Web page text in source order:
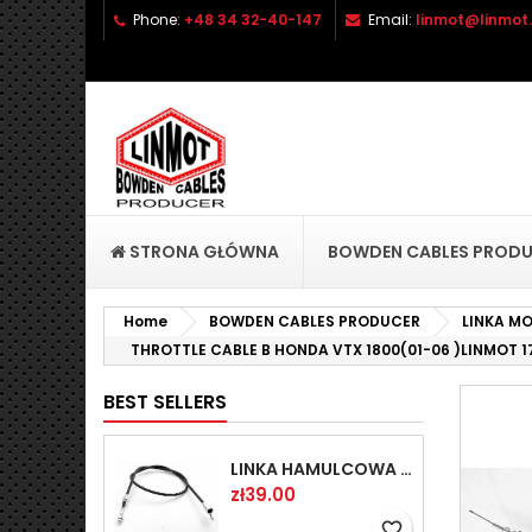
Phone: +48 34 32-40-147 Email:
STRONA GŁÓWNA BOWDEN CABLES
Home BOWDEN CABLES PRODUCER LINKA
THROTTLE CABLE B HONDA VTX 1800(01-06
BEST SELLERS
LINKA HAMULCOWA PRZYCZEPY KNOTT 1440/1230 33921-1.14
Price
zł39.00